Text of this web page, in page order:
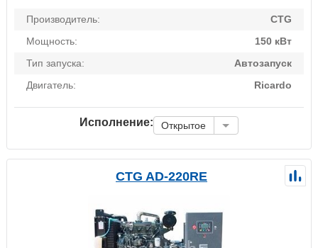
Производитель:
CTG
Мощность:
150 кВт
Тип запуска:
Автозапуск
Двигатель:
Ricardo
Исполнение: Открытое
CTG AD-220RE